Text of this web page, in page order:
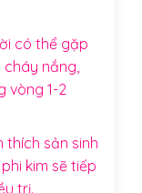
có thể gặp
nắng,
vòng 1-2
thích sản sinh
kim sẽ tiếp
trị.